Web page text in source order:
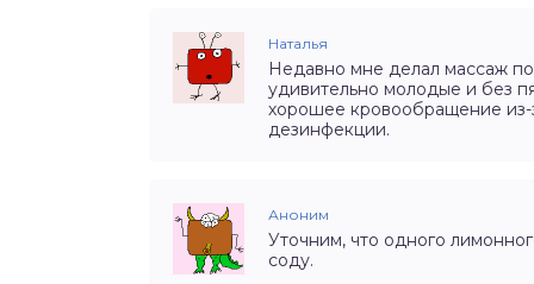
Наталья
Недавно мне делал массаж
удивительно молодые и без
хорошее кровообращение из-
дезинфекции.
Аноним
Уточним, что одного
соду.